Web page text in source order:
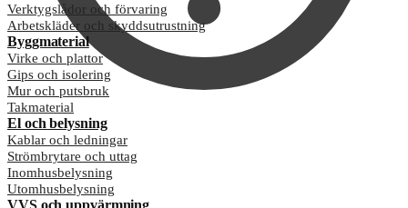
Verktygslådor och förvaring
Arbetskläder och skyddsutrustning
Byggmaterial
Virke och plattor
Gips och isolering
Mur och putsbruk
Takmaterial
El och belysning
Kablar och ledningar
Strömbrytare och uttag
Inomhusbelysning
Utomhusbelysning
VVS och uppvärmning